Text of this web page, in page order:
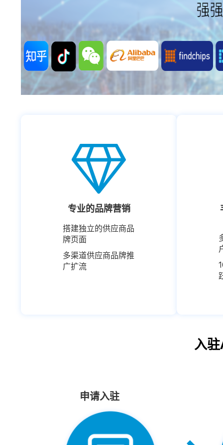
专业的品牌营销
搭建独立的供应商品
牌页面
多渠道供应商品牌推
广扩流
入
申请入驻